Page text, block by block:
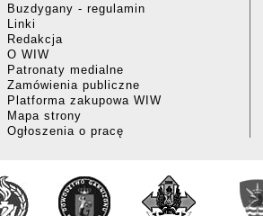
Buzdygany - regulamin
Linki
Redakcja
O WIW
Patronaty medialne
Zamówienia publiczne
Platforma zakupowa WIW
Mapa strony
Ogłoszenia o pracę